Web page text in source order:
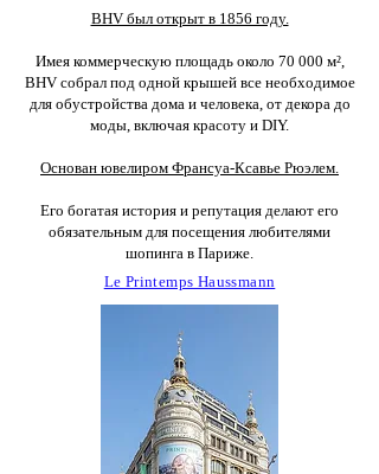
BHV был открыт в 1856 году.
Имея коммерческую площадь около 70 000 м²,
BHV собрал под одной крышей все необходимое
для обустройства дома и человека, от декора до
моды, включая красоту и DIY.
Основан ювелиром Франсуа-Ксавье Рюэлем.
Его богатая история и репутация делают его
обязательным для посещения любителями
шопинга в Париже.
Le Printemps Haussmann